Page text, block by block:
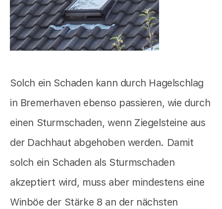
Solch ein Schaden kann durch Hagelschlag
in Bremerhaven ebenso passieren, wie durch
einen Sturmschaden, wenn Ziegelsteine aus
der Dachhaut abgehoben werden. Damit
solch ein Schaden als Sturmschaden
akzeptiert wird, muss aber mindestens eine
Winböe der Stärke 8 an der nächsten